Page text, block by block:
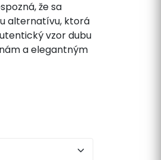
že sa
alternatívu, ktorá
vzor dubu
a elegantným